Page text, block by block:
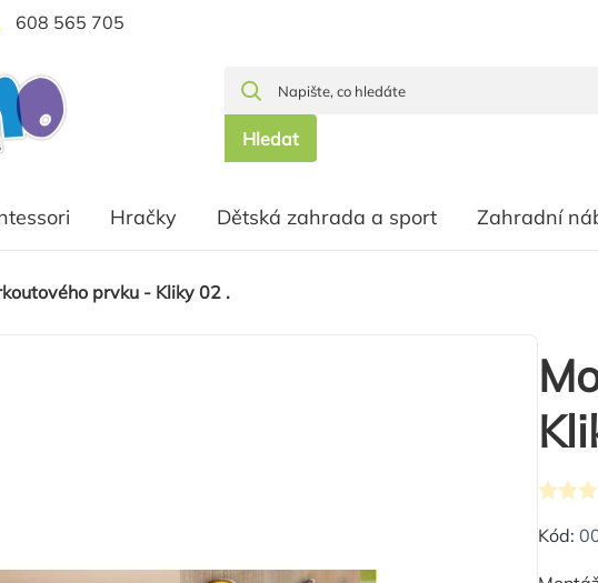
608 565 705
Hledat
Hračky Dětská zahrada a sport Zahradní
prvku - Kliky 02 .
Kód: